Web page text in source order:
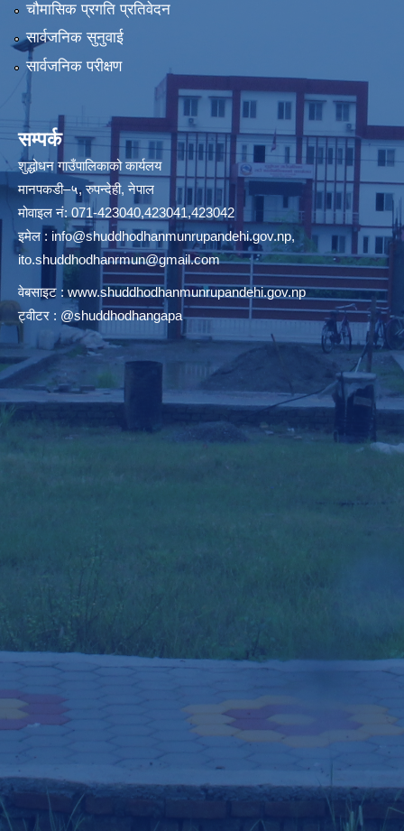
चौमासिक प्रगति प्रतिवेदन
सार्वजनिक सुनुवाई
सार्वजनिक परीक्षण
सम्पर्क
शुद्धोधन गाउँपालिकाको कार्यलय
मानपकडी–५, रुपन्देही, नेपाल
मोवाइल नं: 071-423040,423041,423042
इमेल : info@shuddhodhanmunrupandehi.gov.np,
ito.shuddhodhanrmun@gmail.com
वेबसाइट : www.shuddhodhanmunrupandehi.gov.np
ट्वीटर : @shuddhodhangapa